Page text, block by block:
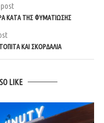
ΚΑΤΆ ΤΗΣ ΦΥΜΑΤΊΩΣΗΣ
ΚΑΙ ΣΚΟΡΔΑΛΙΆ
LIKE